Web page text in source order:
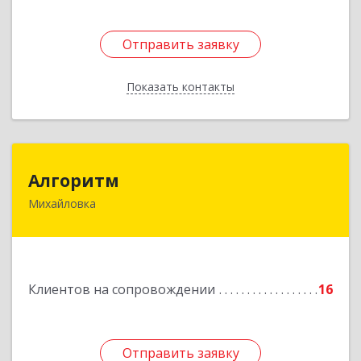
Отправить заявку
Показать контакты
Отправить заявку
Назад
Алгоритм
Михайловка
Клиентов на сопровождении 16
Отправить заявку
Отправить заявку